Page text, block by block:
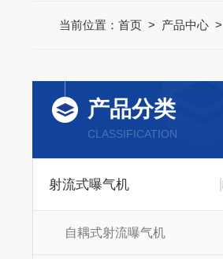
当前位置： 首页> 产品中心>
产品分类
CLASSIFICATION
射流式曝气机
自耦式射流曝气机